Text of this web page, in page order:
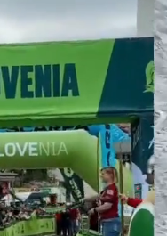
Oatsnack